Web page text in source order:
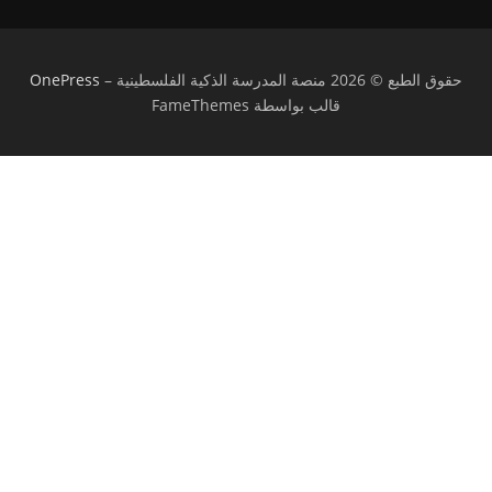
حقوق الطبع © 2026 منصة المدرسة الذكية الفلسطينية –
OnePress
قالب بواسطة FameThemes